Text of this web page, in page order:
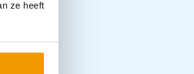
ze heeft